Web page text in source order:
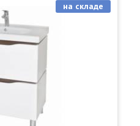
на складе